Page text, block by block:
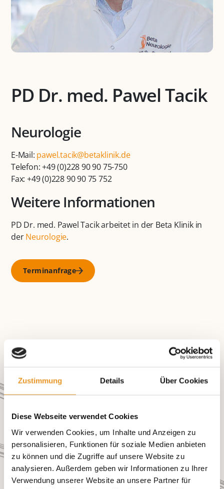
Zustimmung Details Über Cookies
Diese Webseite verwendet Cookies
Wir verwenden Cookies, um Inhalte und Anzeigen zu
personalisieren, Funktionen für soziale Medien anbieten
zu können und die Zugriffe auf unsere Website zu
analysieren. Außerdem geben wir Informationen zu Ihrer
Verwendung unserer Website an unsere Partner für
PD Dr. med. Pawel Tacik
Neurologie
E-Mail: pawel.tacik@betaklinik.de
Telefon: +49 (0)228 90 90 75-750
Fax: +49 (0)228 90 90 75 752
Weitere Informationen
PD Dr. med. Pawel Tacik arbeitet in der Beta Klinik in
derNeurologie.
Terminanfrage